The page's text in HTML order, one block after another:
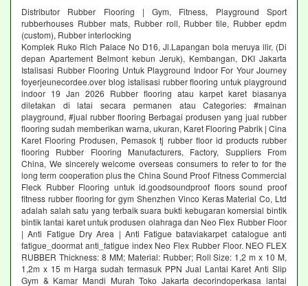
Distributor Rubber Flooring | Gym, Fitness, Playground Sport
rubberhouses Rubber mats, Rubber roll, Rubber tile, Rubber epdm
(custom), Rubber interlocking
Komplek Ruko Rich Palace No D16, Jl.Lapangan bola meruya ilir, (Di
depan Apartement Belmont kebun Jeruk), Kembangan, DKI Jakarta
Istalisasi Rubber Flooring Untuk Playground Indoor For Your Journey
foyerjeunecordee.over blog istalisasi rubber flooring untuk playground
indoor 19 Jan 2026 Rubber flooring atau karpet karet biasanya
diletakan di latai secara permanen atau Categories: #mainan
playground, #jual rubber flooring Berbagai produsen yang jual rubber
flooring sudah memberikan warna, ukuran, Karet Flooring Pabrik | Cina
Karet Flooring Produsen, Pemasok tj rubber floor id products rubber
flooring Rubber Flooring Manufacturers, Factory, Suppliers From
China, We sincerely welcome overseas consumers to refer to for the
long term cooperation plus the China Sound Proof Fitness Commercial
Fleck Rubber Flooring untuk id.goodsoundproof floors sound proof
fitness rubber flooring for gym Shenzhen Vinco Keras Material Co, Ltd
adalah salah satu yang terbaik suara bukti kebugaran komersial bintik
bintik lantai karet untuk produsen olahraga dan Neo Flex Rubber Floor
| Anti Fatigue Dry Area | Anti Fatigue bataviakarpet catalogue anti
fatigue_doormat anti_fatigue index Neo Flex Rubber Floor. NEO FLEX
RUBBER Thickness: 8 MM; Material: Rubber; Roll Size: 1,2 m x 10 M,
1,2m x 15 m Harga sudah termasuk PPN Jual Lantai Karet Anti Slip
Gym & Kamar Mandi Murah Toko Jakarta decorindoperkasa lantai